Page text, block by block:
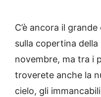
C’è ancora il
sulla copertina
novembre, ma tra i
troverete anche la
cielo, gli